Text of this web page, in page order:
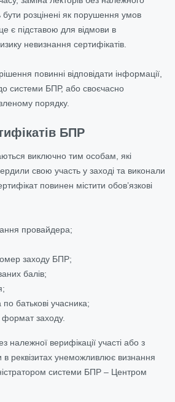
розцінені як порушення умов
є підставою для відмови в
невизнання сертифікатів.
повинні відповідати інформації,
системи БПР, або своєчасно
порядку.
БПР
виключно тим особам, які
свою участь у заході та виконали
повинен містити обов’язкові
провайдера;
заходу БПР;
балів;
по батькові учасника;
заходу.
належної верифікації участі або з
реквізитах унеможливлює визнання
системи БПР – Центром